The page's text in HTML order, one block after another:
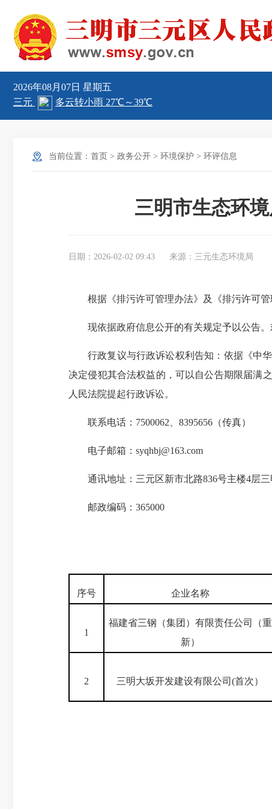
2026年08月07日 星期五
当前位置： 首页 > 政务公开 > 环境保护 > 环评信息
三明市生态环
日期：2026-02-02 09:43 来源：三元生态环境局
根据《排污许可管理办法》及《排污许可
现依据政府信息公开的有关规定予以公告
行政复议与行政诉讼权利告知：依据《中
决定侵犯其合法权益的，可以自公告期限届满
人民法院提起行政诉讼。
联系电话：7500062、8395656（传真）
电子邮箱：syqhbj@163.com
通讯地址：三元区新市北路836号主楼4层
邮政编码：365000
序号 企业名称
1
福建省三钢（集团）有限责任公司（重
新）
2 三明大坂开发建设有限公司(首次）